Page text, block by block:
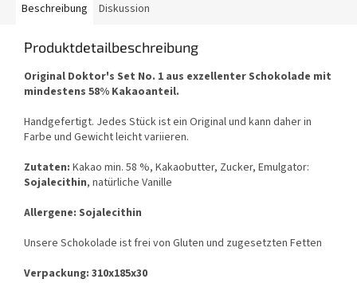
Beschreibung Diskussion
Produktdetailbeschreibung
Original Doktor's Set No. 1 aus exzellenter Schokolade mit
mindestens 58% Kakaoanteil.
Handgefertigt. Jedes Stück ist ein Original und kann daher in
Farbe und Gewicht leicht variieren.
Zutaten: Kakao min. 58 %, Kakaobutter, Zucker, Emulgator:
Sojalecithin, natürliche Vanille
Allergene: Sojalecithin
Unsere Schokolade ist frei von Gluten und zugesetzten Fetten
Verpackung: 310x185x30